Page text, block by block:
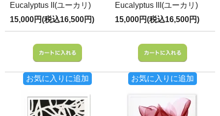
Eucalyptus II(ユーカリ)
15,000円(税込16,500円)
お気に入りに追加
Eucalyptus III(ユーカリ)
15,000円(税込16,500円)
お気に入りに追加